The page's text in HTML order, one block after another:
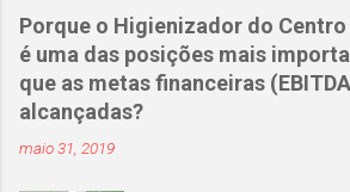
Pazzanese
Unimed Paulistana
Porque o Higienizador do
é uma das posições mais
que as metas financeiras
alcançadas?
maio 31, 2019